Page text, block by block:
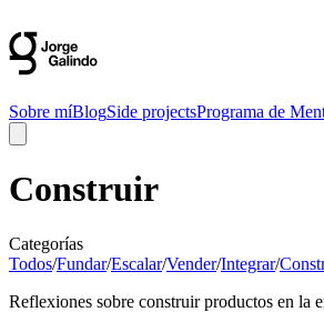
Sobre míBlogSide projectsPrograma de
Construir
Categorías
Todos/Fundar/Escalar/Vender/Integrar/
Reflexiones sobre construir productos en la